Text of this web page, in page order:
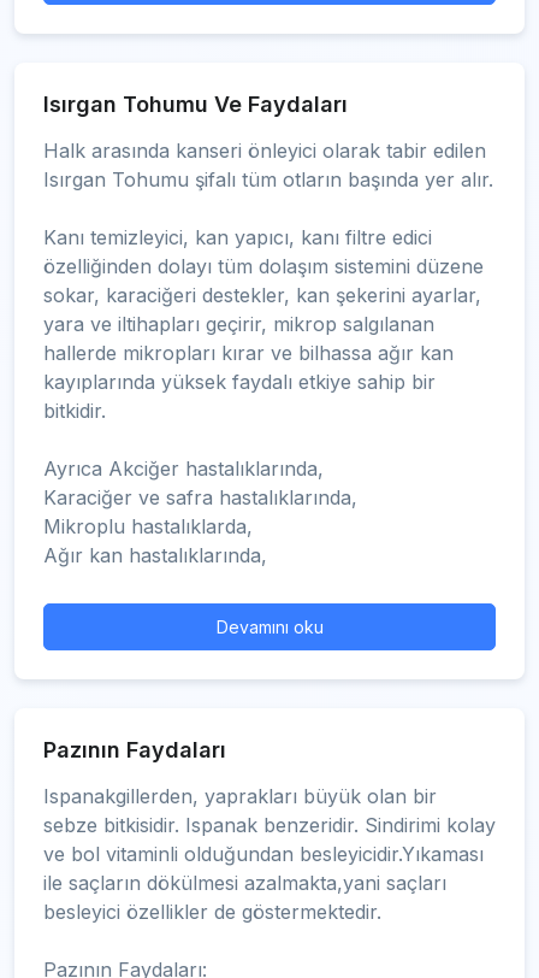
Isırgan Tohumu Ve Faydaları
Halk arasında kanseri önleyici olarak tabir edilen
Isırgan Tohumu şifalı tüm otların başında yer alır.
Kanı temizleyici, kan yapıcı, kanı filtre edici
özelliğinden dolayı tüm dolaşım sistemini düzene
sokar, karaciğeri destekler, kan şekerini ayarlar,
yara ve iltihapları geçirir, mikrop salgılanan
hallerde mikropları kırar ve bilhassa ağır kan
kayıplarında yüksek faydalı etkiye sahip bir
bitkidir.
Ayrıca Akciğer hastalıklarında,
Karaciğer ve safra hastalıklarında,
Mikroplu hastalıklarda,
Ağır kan hastalıklarında,
Devamını oku
Pazının Faydaları
Ispanakgillerden, yaprakları büyük olan bir
sebze bitkisidir. Ispanak benzeridir. Sindirimi kolay
ve bol vitaminli olduğundan besleyicidir.Yıkaması
ile saçların dökülmesi azalmakta,yani saçları
besleyici özellikler de göstermektedir.
Pazının Faydaları: